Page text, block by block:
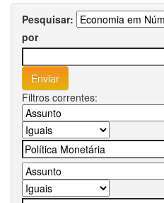
Pesquisar:
por
Filtros correntes: